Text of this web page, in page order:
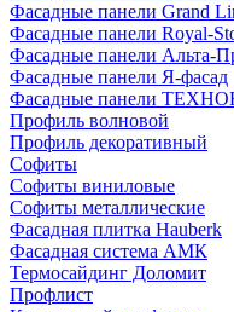
Фасадные панели Grand
Фасадные панели Royal-
Фасадные панели Альта-
Фасадные панели Я-фасад
Фасадные панели
Профиль волновой
Профиль декоративный
Софиты
Софиты виниловые
Софиты металлические
Фасадная плитка Hauberk
Фасадная система АМК
Термосайдинг Доломит
Профлист